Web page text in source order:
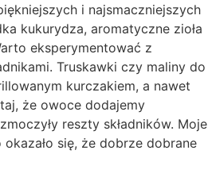
i najsmaczniejszych
kukurydza, aromatyczne zioła
eksperymentować z
Truskawki czy maliny do
kurczakiem, a nawet
że owoce dodajemy
reszty składników. Moje
się, że dobrze dobrane